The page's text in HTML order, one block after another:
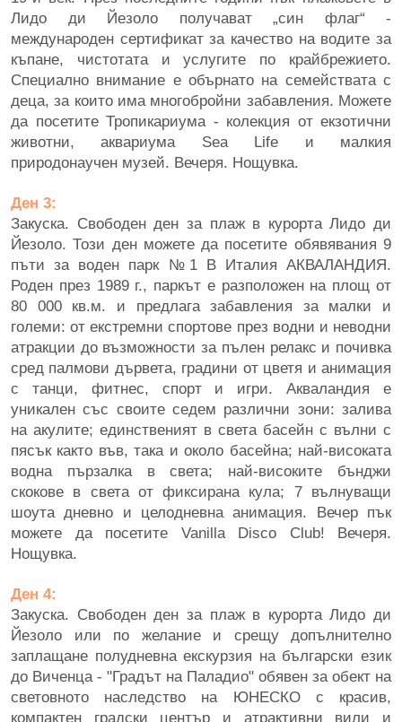
Лидо ди Йезоло получават „син флаг“ -
международен сертификат за качество на водите за
къпане, чистотата и услугите по крайбрежието.
Специално внимание е обърнато на семействата с
деца, за които има многобройни забавления. Можете
да посетите Тропикариума - колекция от екзотични
животни, аквариума Sea Life и малкия
природонаучен музей. Вечеря. Нощувка.
Ден 3:
Закуска. Свободен ден за плаж в курорта Лидо ди
Йезоло. Този ден можете да посетите обявявания 9
пъти за воден парк №1 В Италия АКВАЛАНДИЯ.
Роден през 1989 г., паркът е разположен на площ от
80 000 кв.м. и предлага забавления за малки и
големи: от екстремни спортове през водни и неводни
атракции до възможности за пълен релакс и почивка
сред палмови дървета, градини от цветя и анимация
с танци, фитнес, спорт и игри. Акваландия е
уникален със своите седем различни зони: залива
на акулите; единственият в света басейн с вълни с
пясък както във, така и около басейна; най-високата
водна пързалка в света; най-високите бънджи
скокове в света от фиксирана кула; 7 вълнуващи
шоута дневно и целодневна анимация. Вечер пък
можете да посетите Vanilla Disco Club! Вечеря.
Нощувка.
Ден 4:
Закуска. Свободен ден за плаж в курорта Лидо ди
Йезоло или по желание и срещу допълнително
заплащане полудневна екскурзия на български език
до Виченца - "Градът на Паладио" обявен за обект на
световното наследство на ЮНЕСКО с красив,
компактен градски център и атрактивни вили и